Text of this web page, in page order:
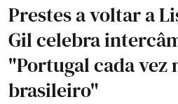
Prestes a voltar a
Gil celebra
"Portugal cada vez
brasileiro"